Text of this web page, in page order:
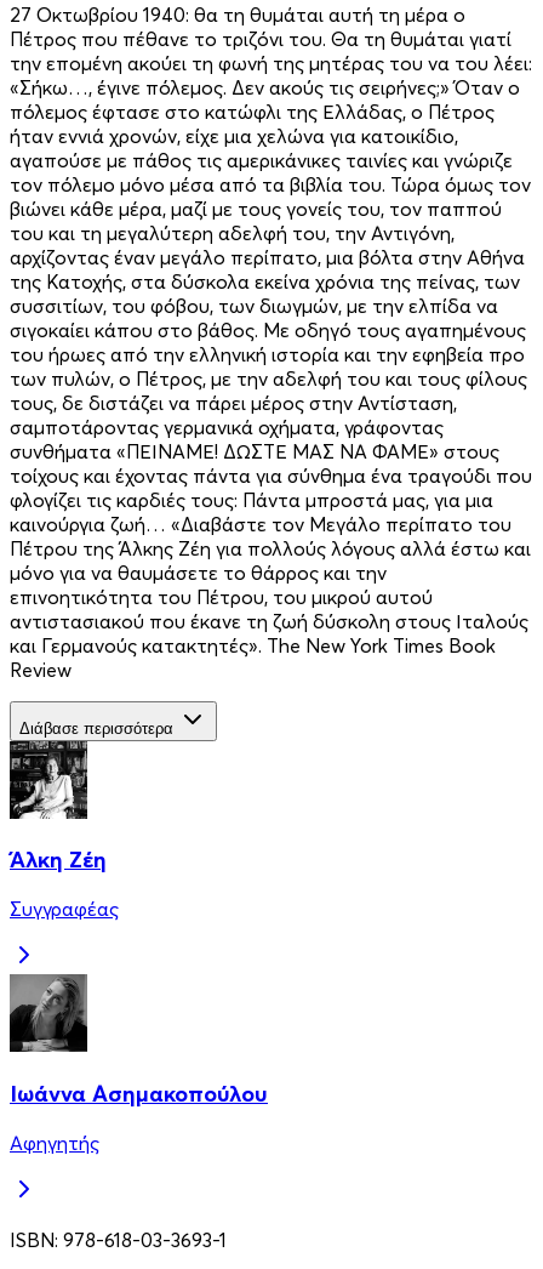
27 Οκτωβρίου 1940: θα τη θυμάται αυτή τη μέρα ο
Πέτρος που πέθανε το τριζόνι του. Θα τη θυμάται γιατί
την επομένη ακούει τη φωνή της μητέρας του να του λέει:
«Σήκω…, έγινε πόλεμος. Δεν ακούς τις σειρήνες;» Όταν ο
πόλεμος έφτασε στο κατώφλι της Ελλάδας, ο Πέτρος
ήταν εννιά χρονών, είχε μια χελώνα για κατοικίδιο,
αγαπούσε με πάθος τις αμερικάνικες ταινίες και γνώριζε
τον πόλεμο μόνο μέσα από τα βιβλία του. Τώρα όμως τον
βιώνει κάθε μέρα, μαζί με τους γονείς του, τον παππού
του και τη μεγαλύτερη αδελφή του, την Αντιγόνη,
αρχίζοντας έναν μεγάλο περίπατο, μια βόλτα στην Αθήνα
της Κατοχής, στα δύσκολα εκείνα χρόνια της πείνας, των
συσσιτίων, του φόβου, των διωγμών, με την ελπίδα να
σιγοκαίει κάπου στο βάθος. Με οδηγό τους αγαπημένους
του ήρωες από την ελληνική ιστορία και την εφηβεία προ
των πυλών, ο Πέτρος, με την αδελφή του και τους φίλους
τους, δε διστάζει να πάρει μέρος στην Αντίσταση,
σαμποτάροντας γερμανικά οχήματα, γράφοντας
συνθήματα «ΠΕΙΝΑΜΕ! ΔΩΣΤΕ ΜΑΣ ΝΑ ΦΑΜΕ» στους
τοίχους και έχοντας πάντα για σύνθημα ένα τραγούδι που
φλογίζει τις καρδιές τους: Πάντα μπροστά μας, για μια
καινούργια ζωή… «Διαβάστε τον Μεγάλο περίπατο του
Πέτρου της Άλκης Ζέη για πολλούς λόγους αλλά έστω και
μόνο για να θαυμάσετε το θάρρος και την
επινοητικότητα του Πέτρου, του μικρού αυτού
αντιστασιακού που έκανε τη ζωή δύσκολη στους Ιταλούς
και Γερμανούς κατακτητές». The New York Times Book
Review
Διάβασε περισσότερα
Άλκη Ζέη
Συγγραφέας
Ιωάννα Ασημακοπούλου
Αφηγητής
ISBN: 978-618-03-3693-1